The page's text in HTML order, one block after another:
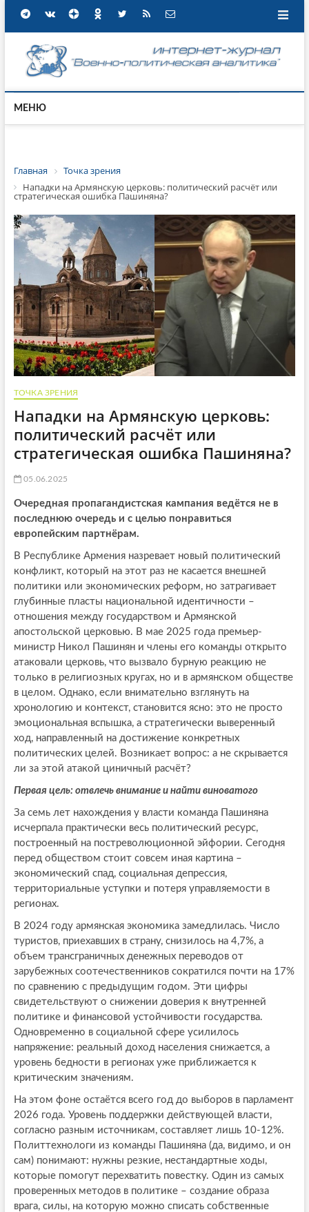
МЕНЮ
Главная
Точка зрения
Нападки на Армянскую церковь: политический расчёт или
стратегическая ошибка Пашиняна?
ТОЧКА ЗРЕНИЯ
Нападки на Армянскую церковь:
политический расчёт или
стратегическая ошибка Пашиняна?
05.06.2025
Очередная пропагандистская кампания ведётся не в
последнюю очередь и с целью понравиться
европейским партнёрам.
В Республике Армения назревает новый политический
конфликт, который на этот раз не касается внешней
политики или экономических реформ, но затрагивает
глубинные пласты национальной идентичности –
отношения между государством и Армянской
апостольской церковью. В мае 2025 года премьер-
министр Никол Пашинян и члены его команды открыто
атаковали церковь, что вызвало бурную реакцию не
только в религиозных кругах, но и в армянском обществе
в целом. Однако, если внимательно взглянуть на
хронологию и контекст, становится ясно: это не просто
эмоциональная вспышка, а стратегически выверенный
ход, направленный на достижение конкретных
политических целей. Возникает вопрос: а не скрывается
ли за этой атакой циничный расчёт?
Первая цель: отвлечь внимание и найти виноватого
За семь лет нахождения у власти команда Пашиняна
исчерпала практически весь политический ресурс,
построенный на постреволюционной эйфории. Сегодня
перед обществом стоит совсем иная картина –
экономический спад, социальная депрессия,
территориальные уступки и потеря управляемости в
регионах.
В 2024 году армянская экономика замедлилась. Число
туристов, приехавших в страну, снизилось на 4,7%, а
объем трансграничных денежных переводов от
зарубежных соотечественников сократился почти на 17%
по сравнению с предыдущим годом. Эти цифры
свидетельствуют о снижении доверия к внутренней
политике и финансовой устойчивости государства.
Одновременно в социальной сфере усилилось
напряжение: реальный доход населения снижается, а
уровень бедности в регионах уже приближается к
критическим значениям.
На этом фоне остаётся всего год до выборов в парламент
2026 года. Уровень поддержки действующей власти,
согласно разным источникам, составляет лишь 10-12%.
Политтехнологи из команды Пашиняна (да, видимо, и он
сам) понимают: нужны резкие, нестандартные ходы,
которые помогут перехватить повестку. Один из самых
проверенных методов в политике – создание образа
врага, силы, на которую можно списать собственные